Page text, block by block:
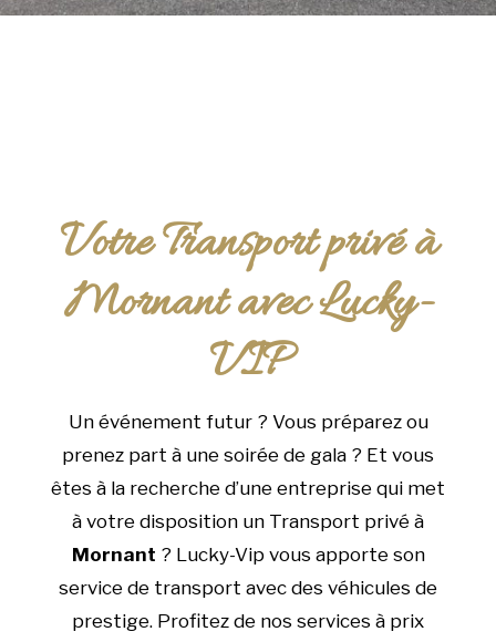
Votre Transport privé à
Mornant avec Lucky-
VIP
Un événement futur ? Vous préparez ou
prenez part à une soirée de gala ? Et vous
êtes à la recherche d’une entreprise qui met
à votre disposition un Transport privé à
Mornant ? Lucky-Vip vous apporte son
service de transport avec des véhicules de
prestige. Profitez de nos services à prix